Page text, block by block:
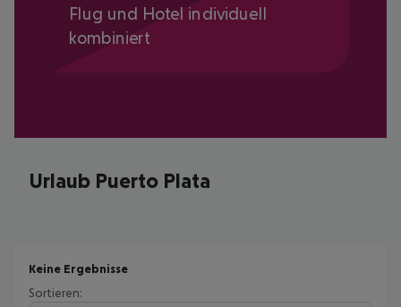
Flug und Hotel individuell
kombiniert
Urlaub Puerto Plata
Keine Ergebnisse
Sortieren: